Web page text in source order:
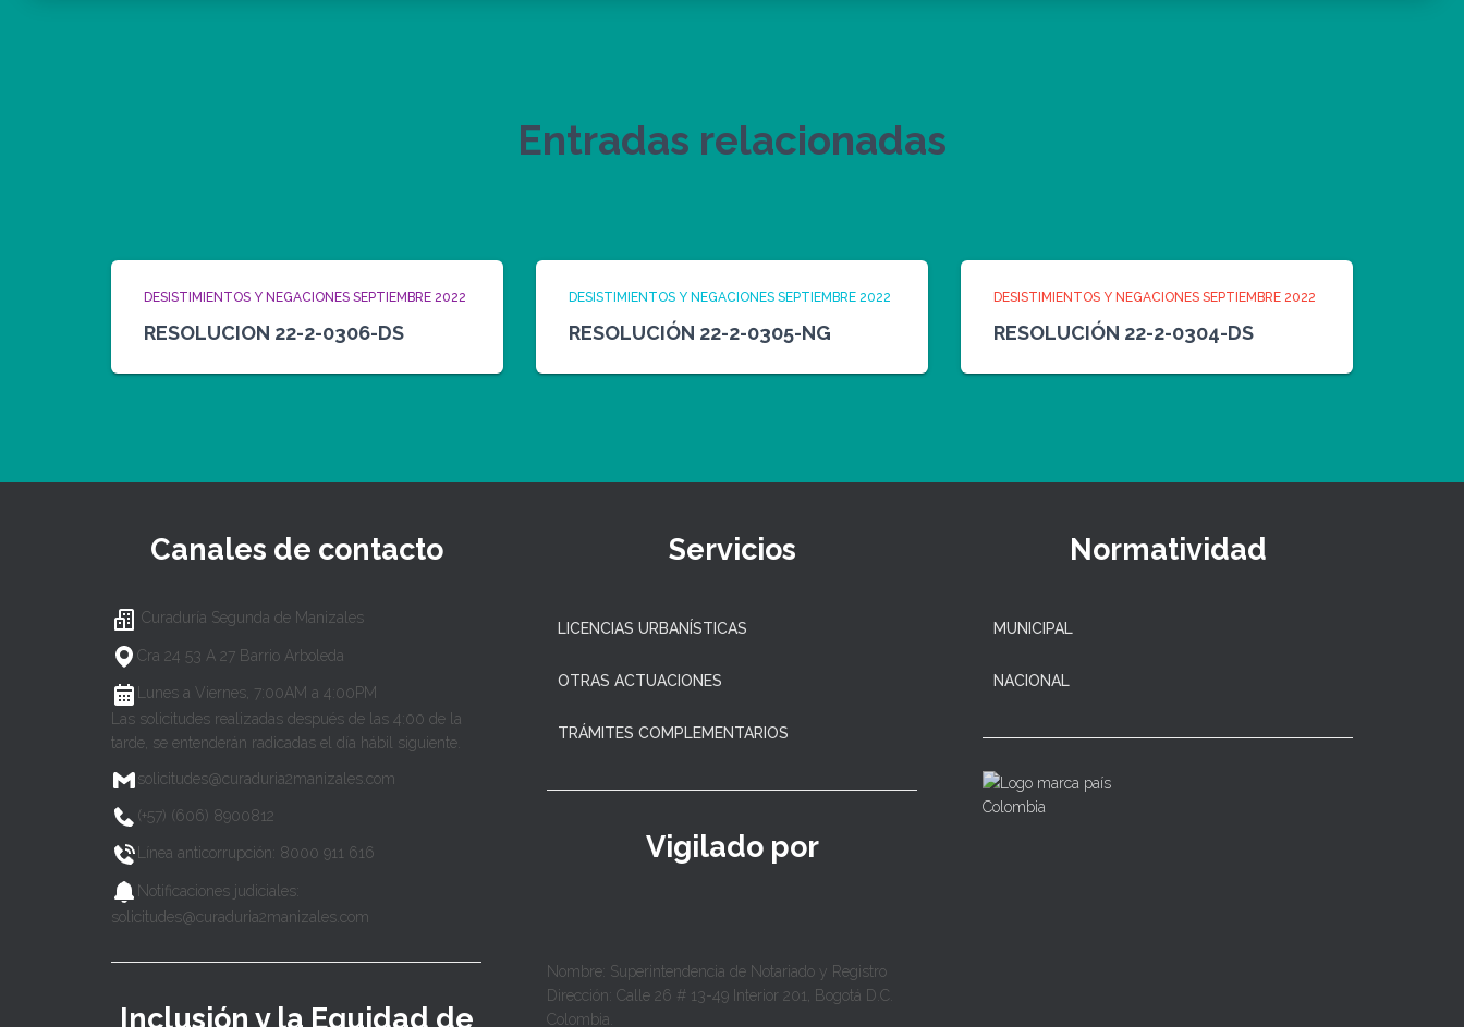
Entradas relacionadas
DESISTIMIENTOS Y NEGACIONES SEPTIEMBRE 2022
RESOLUCION 22-2-0306-DS
DESISTIMIENTOS Y NEGACIONES SEPTIEMBRE 2022
RESOLUCIÓN 22-2-0305-NG
DESISTIMIENTOS Y NEGACIONES SEPTIEMBRE 2022
RESOLUCIÓN 22-2-0304-DS
Canales de contacto
Curaduría Segunda de Manizales
Cra 24 53 A 27 Barrio Arboleda
Lunes a Viernes, 7:00AM a 4:00PM
Las solicitudes realizadas después de las 4:00 de la
tarde, se entenderán radicadas el día hábil siguiente.
solicitudes@curaduria2manizales.com
(+57) (606) 8900812
Línea anticorrupción: 8000 911 616
Notificaciones judiciales:
solicitudes@curaduria2manizales.com
Inclusión y la Equidad de
Servicios
LICENCIAS URBANÍSTICAS
OTRAS ACTUACIONES
TRÁMITES COMPLEMENTARIOS
Vigilado por
Nombre: Superintendencia de Notariado y Registro
Dirección: Calle 26 # 13-49 Interior 201, Bogotá D.C.
Colombia.
Normatividad
MUNICIPAL
NACIONAL